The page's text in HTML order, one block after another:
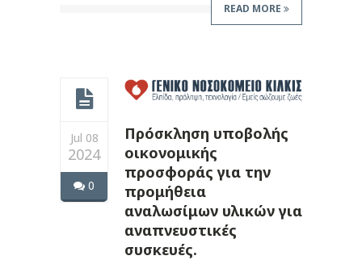
READ MORE
Jul 08
2024
0
Πρόσκληση υποβολής
οικονομικής
προσφοράς για την
προμήθεια
αναλωσίμων υλικών για
αναπνευστικές
συσκευές.